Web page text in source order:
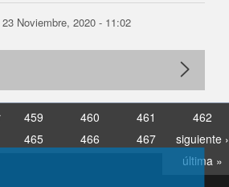
Noviembre, 2020 - 11:02
459 460 461
462
465 466 467
siguiente ›
última »